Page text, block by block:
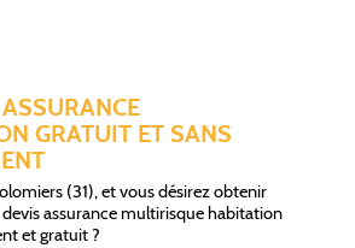
GRATUIT ET SANS
(31), et vous désirez obtenir
assurance multirisque habitation
et gratuit ?